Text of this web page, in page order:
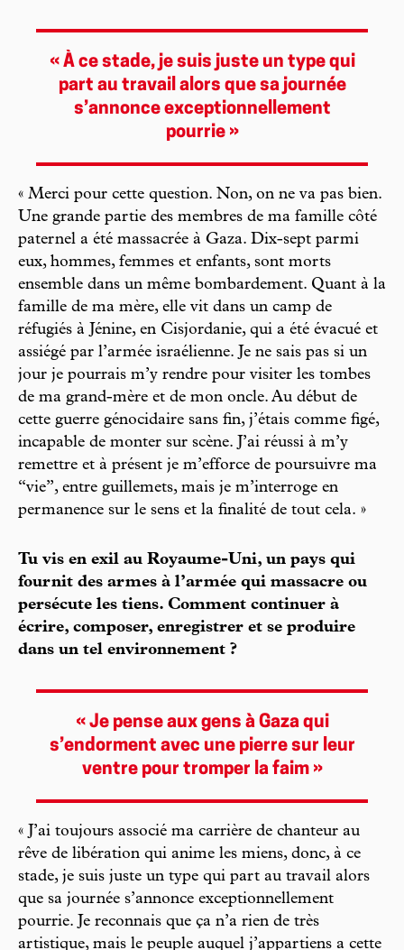
« À ce stade, je suis juste un type qui
part au travail alors que sa journée
s’annonce exceptionnellement
pourrie »
« Merci pour cette question. Non, on ne va pas bien.
Une grande partie des membres de ma famille côté
paternel a été massacrée à Gaza. Dix-sept parmi
eux, hommes, femmes et enfants, sont morts
ensemble dans un même bombardement. Quant à la
famille de ma mère, elle vit dans un camp de
réfugiés à Jénine, en Cisjordanie, qui a été évacué et
assiégé par l’armée israélienne. Je ne sais pas si un
jour je pourrais m’y rendre pour visiter les tombes
de ma grand-mère et de mon oncle. Au début de
cette guerre génocidaire sans fin, j’étais comme figé,
incapable de monter sur scène. J’ai réussi à m’y
remettre et à présent je m’efforce de poursuivre ma
“vie”, entre guillemets, mais je m’interroge en
permanence sur le sens et la finalité de tout cela. »
Tu vis en exil au Royaume-Uni, un pays qui
fournit des armes à l’armée qui massacre ou
persécute les tiens. Comment continuer à
écrire, composer, enregistrer et se produire
dans un tel environnement ?
« Je pense aux gens à Gaza qui
s’endorment avec une pierre sur leur
ventre pour tromper la faim »
« J’ai toujours associé ma carrière de chanteur au
rêve de libération qui anime les miens, donc, à ce
stade, je suis juste un type qui part au travail alors
que sa journée s’annonce exceptionnellement
pourrie. Je reconnais que ça n’a rien de très
artistique, mais le peuple auquel j’appartiens a cette